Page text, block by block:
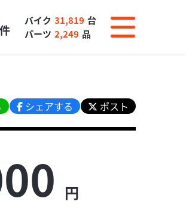
件
バイク 31,819 台
パーツ 2,249 品
シェアする ポスト
円